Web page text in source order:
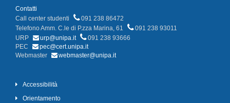
Contatti
Call center studenti
091 238 86472
Telefono Amm. C.le di P.zza Marina, 61
091 238 93011
URP
urp@unipa.it
091 238 93666
PEC
pec@cert.unipa.it
Webmaster
webmaster@unipa.it
Accessibilità
Orientamento